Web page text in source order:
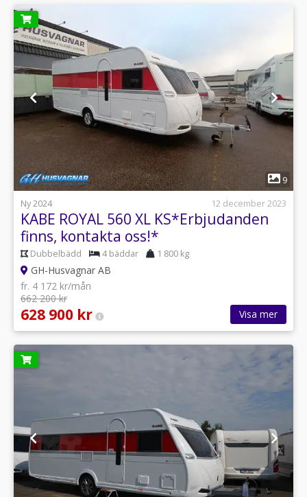
1
9
Ny 2024
12 december 2023
KABE ROYAL 560 XL KS*Erbjudanden
finns, kontakta oss!*
Dubbelbädd 4 bäddar 1 800 kg
GH-Husvagnar AB
fr. 4 172 kr/mån
662 200 kr
628 900 kr Visa mer